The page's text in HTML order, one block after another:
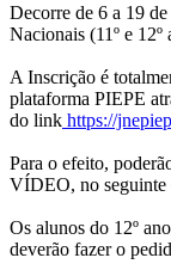
Decorre de 6 a 19 de
Nacionais (11º e 12º
A Inscrição é
plataforma PIEPE
do link https://
Para o efeito,
VÍDEO, no seguinte
Os alunos do 12º
deverão fazer o